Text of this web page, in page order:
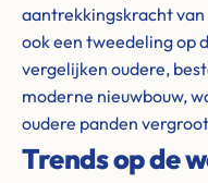
aantrekkingskracht
ook een tweedeling op
vergelijken oudere,
moderne nieuwbouw,
oudere panden
Trends op de